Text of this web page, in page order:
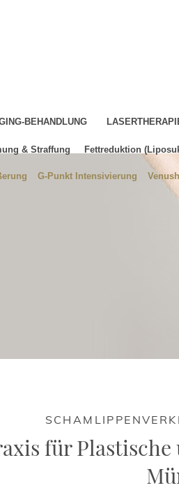
BEHANDLUNG
& Straffung Fettreduktion
G-Punkt Intensivierung
für